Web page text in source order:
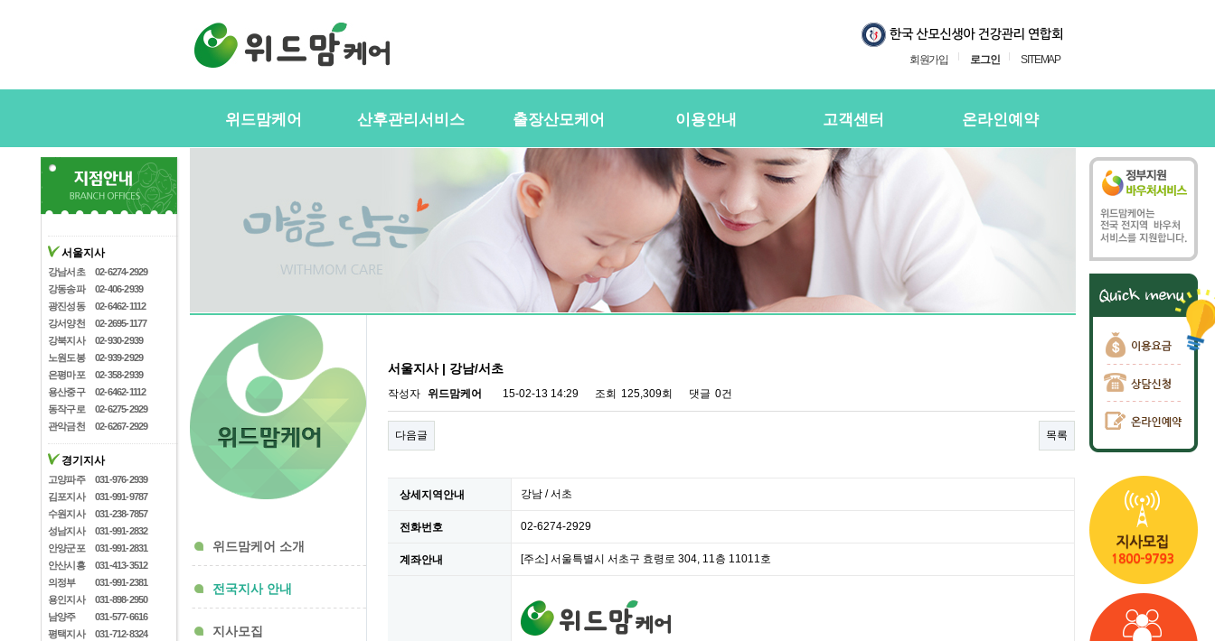
회원가입 로그인 SITEMAP
위드맘케어
지사모집
산후관리사모집
산후관리서비스
스
산후관리사 업무
출장산모케어
산전바디케어
산후바디케어
케어매니저 자격요건
유의사항
이용안내
이용절차
이용요금
대여용품
이용약관
고객센터
공지사항
문의하기
이용후기
자주하는질문
상담신청
상담신청 확인
온라인예약
온라인예약
온라인 예약확인
위드맘케어 소개
전국지사 안내
지사모집
서울지사
강남서초
02-6274-2929
강동송파
02-406-2939
광진성동
02-6462-1112
강서양천
02-2695-1177
강북지사
02-930-2939
노원도봉
02-939-2929
은평마포
02-358-2939
용산중구
02-6462-1112
동작구로
02-6275-2929
관악금천
02-6267-2929
경기지사
고양파주
031-976-2939
김포지사
031-991-9787
수원지사
031-238-7857
성남지사
031-991-2832
안양군포
031-991-2831
안산시흥
031-413-3512
의정부
031-991-2381
용인지사
031-898-2950
남양주
031-577-6616
평택지사
031-712-8324
서울지사 | 강남/서초
작성자 위드맘케어 15-02-13 14:29 조회 125,309회 댓글 0건
다음글 목록
상세지역안내 강남 / 서초
전화번호 02-6274-2929
계좌안내 [주소] 서울특별시 서초구 효령로 304, 11층 11011호